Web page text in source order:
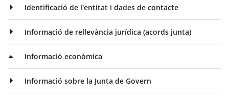
Identificació de l'entitat i dades de contacte
Informació de rellevància jurídica (acords junta)
Informació econòmica
Informació sobre la Junta de Govern